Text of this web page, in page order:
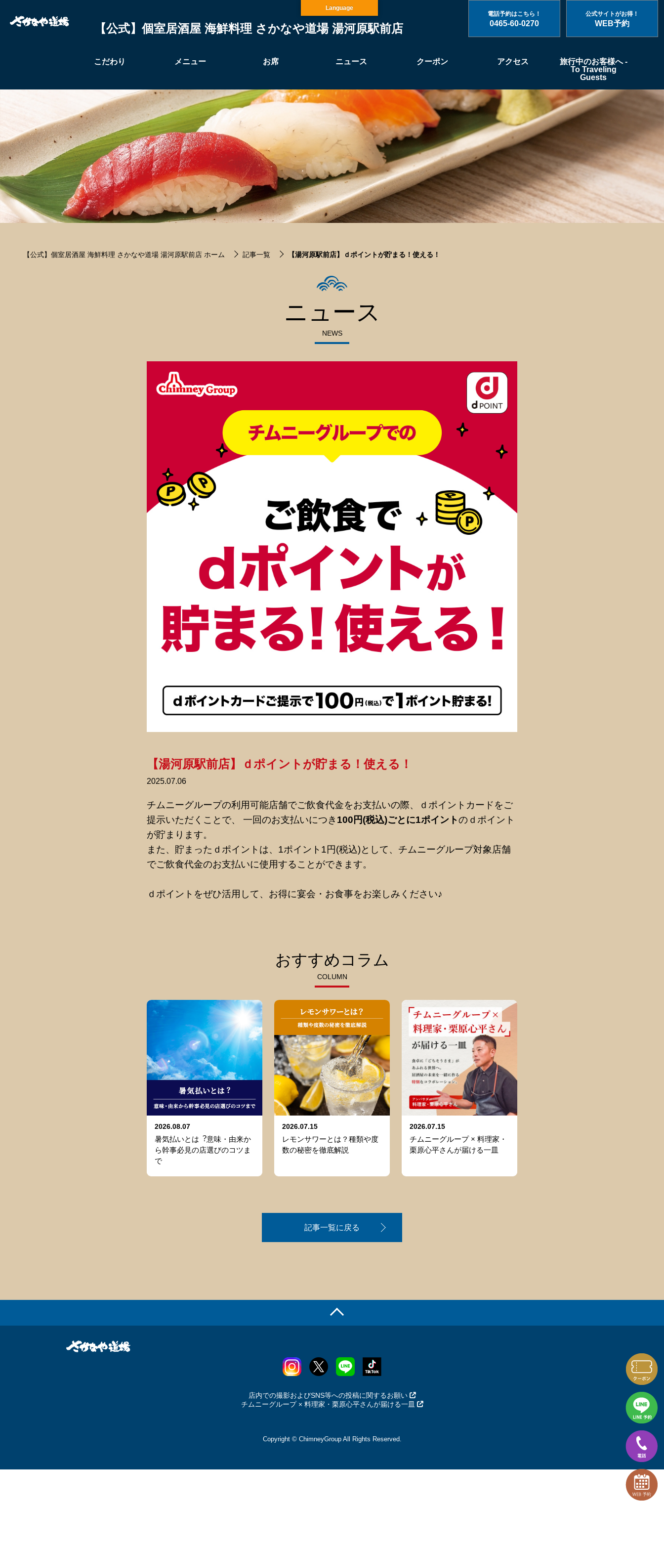
【公式】個室居酒屋 海鮮料理 さかなや道場 湯河原駅前店
電話予約はこちら！
0465-60-0270
公式サイトがお得！
WEB予約
こだわり メニュー お席 ニュース クーポン アクセス
旅行中のお客様へ -
To Traveling
Guests
【公式】個室居酒屋 海鮮料理 さかなや道場 湯河原駅前店 ホーム 記事一覧 【湯河原駅前店】ｄポイントが貯まる！使える！
ニュース
NEWS
2025.07.06
【湯河原駅前店】ｄポイントが貯まる！使える！
チムニーグループの利用可能店舗でご飲食代金をお支払いの際、ｄポイントカードをご
提示いただくことで、 一回のお支払いにつき 100円(税込)ごとに1ポイントのｄポイント
が貯まります。
また、貯まったｄポイントは、1ポイント1円(税込)として、チムニーグループ対象店舗
でご飲食代金のお支払いに使用することができます。
ｄポイントをぜひ活用して、お得に宴会・お食事をお楽しみください♪
おすすめコラム
COLUMN
2026.08.07
暑気払いとは︖意味・由来か
ら幹事必⾒の店選びのコツま
で
2026.07.15
レモンサワーとは？種類や度
数の秘密を徹底解説
2026.07.15
チムニーグループ × 料理家・
栗原心平さんが届ける一皿
記事一覧に戻る
店内での撮影およびSNS等への投稿に関するお願い
チムニーグループ × 料理家・栗原心平さんが届ける一皿
Copyright © ChimneyGroup All Rights Reserved.
Language